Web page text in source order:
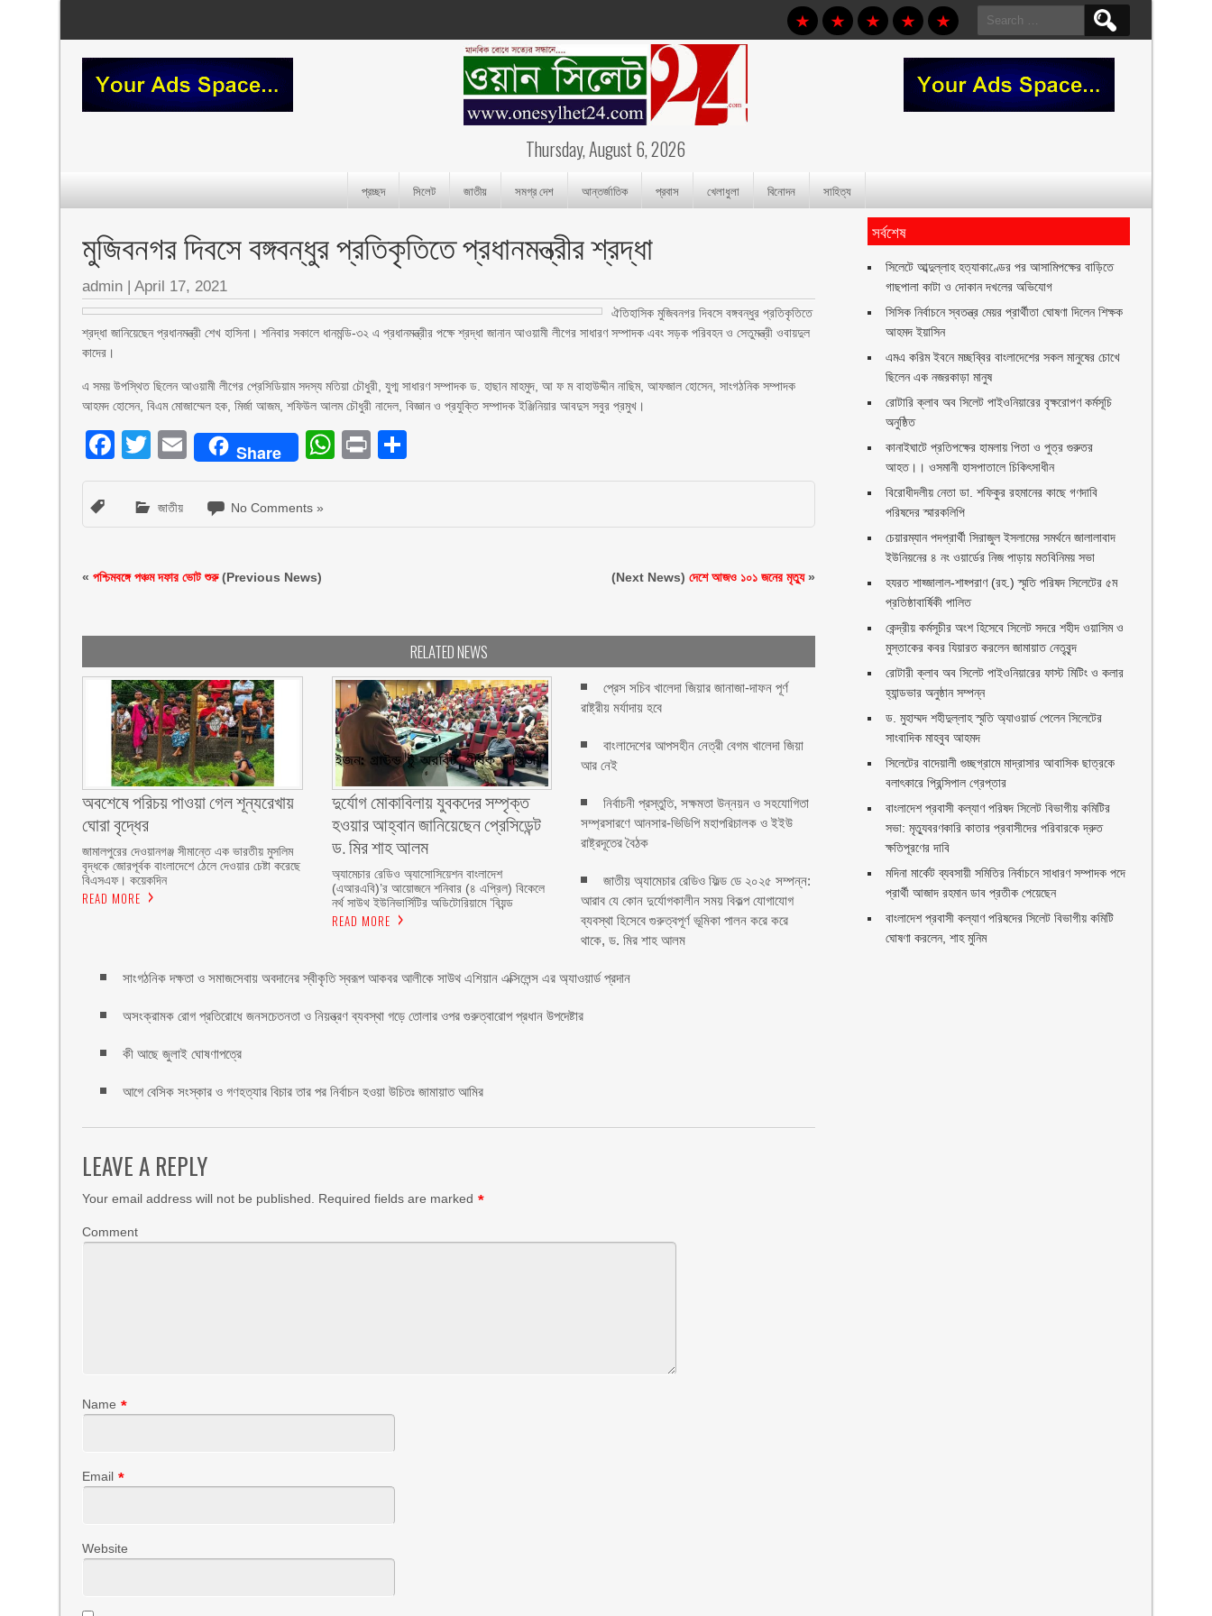
Search
for:
Thursday, August 6, 2026
প্রচ্ছদ সিলেট জাতীয় সমগ্র দেশ আন্তর্জাতিক প্রবাস খেলাধুলা বিনোদন সাহিত্য
মুজিবনগর দিবসে বঙ্গবন্ধুর প্রতিকৃতিতে প্রধানমন্ত্রীর শ্রদ্ধা
admin |April 17, 2021
ঐতিহাসিক মুজিবনগর দিবসে বঙ্গবন্ধুর প্রতিকৃতিতে
শ্রদ্ধা জানিয়েছেন প্রধানমন্ত্রী শেখ হাসিনা। শনিবার সকালে ধানমন্ডি-৩২ এ প্রধানমন্ত্রীর পক্ষে শ্রদ্ধা জানান আওয়ামী লীগের সাধারণ সম্পাদক এবং সড়ক পরিবহন ও সেতুমন্ত্রী ওবায়দুল
কাদের।
এ সময় উপস্থিত ছিলেন আওয়ামী লীগের প্রেসিডিয়াম সদস্য মতিয়া চৌধুরী, যুগ্ম সাধারণ সম্পাদক ড. হাছান মাহমুদ, আ ফ ম বাহাউদ্দীন নাছিম, আফজাল হোসেন, সাংগঠনিক সম্পাদক
আহমদ হোসেন, বিএম মোজাম্মেল হক, মির্জা আজম, শফিউল আলম চৌধুরী নাদেল, বিজ্ঞান ও প্রযুক্তি সম্পাদক ইঞ্জিনিয়ার আবদুস সবুর প্রমুখ।
Facebook
Twitter
EmailShare WhatsApp
Print
জাতীয় No Comments »
«পশ্চিমবঙ্গে পঞ্চম দফার ভোট শুরু(Previous News) (Next News)দেশে আজও ১০১ জনের মৃত্যু»
RELATED NEWS
অবশেষে পরিচয় পাওয়া গেল শূন্যরেখায়
ঘোরা বৃদ্ধের
জামালপুরের দেওয়ানগঞ্জ সীমান্তে এক ভারতীয় মুসলিম
বৃদ্ধকে জোরপূর্বক বাংলাদেশে ঠেলে দেওয়ার চেষ্টা করেছে
বিএসএফ। কয়েকদিন
READ MORE
দুর্যোগ মোকাবিলায় যুবকদের সম্পৃক্ত
হওয়ার আহ্বান জানিয়েছেন প্রেসিডেন্ট
ড. মির শাহ আলম ‎ ‎
অ্যামেচার রেডিও অ্যাসোসিয়েশন বাংলাদেশ
(এআরএবি)’র আয়োজনে শনিবার (৪ এপ্রিল) বিকেলে
নর্থ সাউথ ইউনিভার্সিটির অডিটোরিয়ামে ‘বিয়ন্ড
READ MORE
প্রেস সচিব খালেদা জিয়ার জানাজা-দাফন পূর্ণ
রাষ্ট্রীয় মর্যাদায় হবে
বাংলাদেশের আপসহীন নেত্রী বেগম খালেদা জিয়া
আর নেই
নির্বাচনী প্রস্তুতি, সক্ষমতা উন্নয়ন ও সহযোগিতা
সম্প্রসারণে আনসার-ভিডিপি মহাপরিচালক ও ইইউ
রাষ্ট্রদূতের বৈঠক
জাতীয় অ্যামেচার রেডিও ফিল্ড ডে ২০২৫ সম্পন্ন:
আরাব যে কোন দুর্যোগকালীন সময় বিকল্প যোগাযোগ
ব্যবস্থা হিসেবে গুরুত্বপূর্ণ ভূমিকা পালন করে করে
থাকে, ড. মির শাহ আলম
সাংগঠনিক দক্ষতা ও সমাজসেবায় অবদানের স্বীকৃতি স্বরূপ আকবর আলীকে সাউথ এশিয়ান এক্সিলেন্স এর অ্যাওয়ার্ড প্রদান
অসংক্রামক রোগ প্রতিরোধে জনসচেতনতা ও নিয়ন্ত্রণ ব্যবস্থা গড়ে তোলার ওপর গুরুত্বারোপ প্রধান উপদেষ্টার
কী আছে জুলাই ঘোষণাপত্রে
আগে বেসিক সংস্কার ও গণহত্যার বিচার তার পর নির্বাচন হওয়া উচিতঃ জামায়াত আমির
LEAVE A REPLY
Your email address will not be published. Required fields are marked *
Comment
Name *
Email *
Website
সর্বশেষ
সিলেটে আব্দুল্লাহ হত্যাকাণ্ডের পর আসামিপক্ষের বাড়িতে
গাছপালা কাটা ও দোকান দখলের অভিযোগ
সিসিক নির্বাচনে স্বতন্ত্র মেয়র প্রার্থীতা ঘোষণা দিলেন শিক্ষক
আহমদ ইয়াসিন
এমএ করিম ইবনে মচ্ছব্বির বাংলাদেশের সকল মানুষের চোখে
ছিলেন এক নজরকাড়া মানুষ ‎
রোটারি ক্লাব অব সিলেট পাইওনিয়ারের বৃক্ষরোপণ কর্মসূচি
অনুষ্ঠিত
কানাইঘাটে প্রতিপক্ষের হামলায় পিতা ও পুত্র গুরুতর
আহত।। ওসমানী হাসপাতালে চিকিৎসাধীন
বিরোধীদলীয় নেতা ডা. শফিকুর রহমানের কাছে গণদাবি
পরিষদের স্মারকলিপি ‎
চেয়ারম্যান পদপ্রার্থী সিরাজুল ইসলামের সমর্থনে জালালাবাদ
ইউনিয়নের ৪ নং ওয়ার্ডের নিজ পাড়ায় মতবিনিময় সভা
হযরত শাহ্জালাল-শাহ্পরাণ (রহ.) স্মৃতি পরিষদ সিলেটের ৫ম
প্রতিষ্ঠাবার্ষিকী পালিত ‎​
কেন্দ্রীয় কর্মসূচীর অংশ হিসেবে সিলেট সদরে শহীদ ওয়াসিম ও
মুস্তাকের কবর যিয়ারত করলেন জামায়াত নেতৃবৃন্দ ‎
রোটারী ক্লাব অব সিলেট পাইওনিয়ারের ফাস্ট মিটিং ও কলার
হ্যান্ডভার অনুষ্ঠান সম্পন্ন
ড. মুহাম্মদ শহীদুল্লাহ স্মৃতি অ্যাওয়ার্ড পেলেন সিলেটের
সাংবাদিক মাহবুব আহমদ
সিলেটের বাদেয়ালী গুচ্ছগ্রামে মাদ্রাসার আবাসিক ছাত্রকে
বলাৎকারে প্রিন্সিপাল গ্রেপ্তার ‎
বাংলাদেশ প্রবাসী কল্যাণ পরিষদ সিলেট বিভাগীয় কমিটির
সভা: মৃত্যুবরণকারি কাতার প্রবাসীদের পরিবারকে দ্রুত
ক্ষতিপূরণের দাবি
মদিনা মার্কেট ব্যবসায়ী সমিতির নির্বাচনে সাধারণ সম্পাদক পদে
প্রার্থী আজাদ রহমান ডাব প্রতীক পেয়েছেন ‎
‎বাংলাদেশ প্রবাসী কল্যাণ পরিষদের সিলেট বিভাগীয় কমিটি
ঘোষণা করলেন, শাহ মুনিম